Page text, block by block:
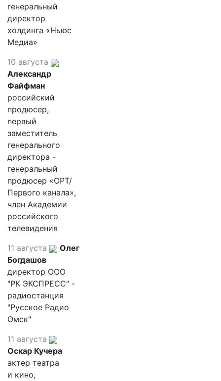
генеральный
директор
холдинга «Ньюс
Медиа»
10 августа
Александр
Файфман
российский
продюсер,
первый
заместитель
генерального
директора -
генеральный
продюсер «ОРТ/
Первого канала»,
член Академии
российского
телевидения
11 августа
Олег
Богдашов
директор ООО
"РК ЭКСПРЕСС" -
радиостанция
"Русское Радио
Омск"
11 августа
Оскар Кучера
актер театра
и кино,